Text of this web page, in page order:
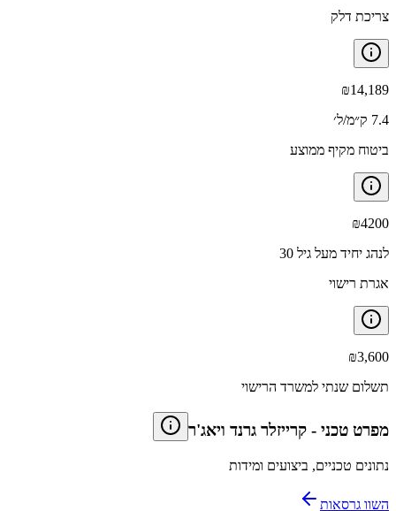
צריכת דלק
₪14,189
7.4 ק״מ/ל׳
ביטוח מקיף ממוצע
₪4200
לנהג יחיד מעל גיל 30
אגרת רישוי
₪3,600
תשלום שנתי למשרד הרישוי
מפרט טכני - קרייזלר גרנד ויאג'ר
נתונים טכניים, ביצועים ומידות
השוו גרסאות